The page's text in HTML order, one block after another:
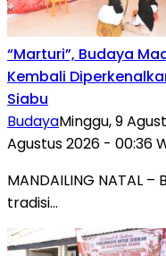
“Marturi”, Budaya
Kembali
Siabu
BudayaMinggu, 9
Agustus 2026 - 00:36
MANDAILING NATAL
tradisi…